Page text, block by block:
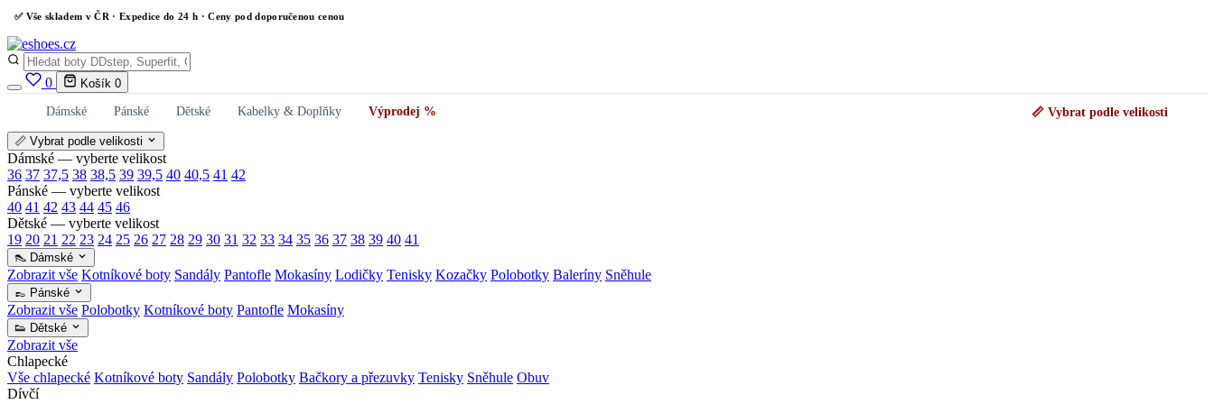
✅ Vše skladem v ČR · Expedice do 24 h · Ceny pod doporučenou cenou
0 Košík 0
Dámské Pánské Dětské Kabelky & Doplňky Výprodej % 📏 Vybrat podle velikosti
📏 Vybrat podle velikosti
Dámské — vyberte velikost
36 37 37,5 38 38,5 39 39,5 40 40,5 41 42
Pánské — vyberte velikost
40 41 42 43 44 45 46
Dětské — vyberte velikost
19 20 21 22 23 24 25 26 27 28 29 30 31 32 33 34 35 36 37 38 39 40 41
👠 Dámské
Zobrazit vše Kotníkové boty Sandály Pantofle Mokasíny Lodičky Tenisky Kozačky Polobotky Baleríny Sněhule
👞 Pánské
Zobrazit vše Polobotky Kotníkové boty Pantofle Mokasíny
👟 Dětské
Zobrazit vše
Chlapecké
Vše chlapecké Kotníkové boty Sandály Polobotky Bačkory a přezuvky Tenisky Sněhule Obuv
Dívčí